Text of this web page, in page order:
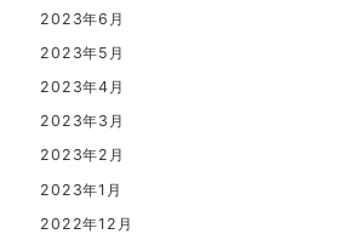
2023年6月
2023年5月
2023年4月
2023年3月
2023年2月
2023年1月
2022年12月